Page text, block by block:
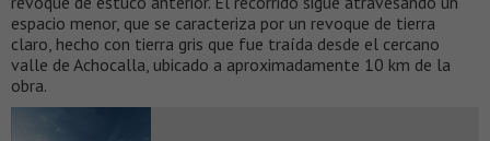
espacio menor, que se caracteriza por un revoque de tierra
claro, hecho con tierra gris que fue traída desde el cercano
valle de Achocalla, ubicado a aproximadamente 10 km de la
obra.